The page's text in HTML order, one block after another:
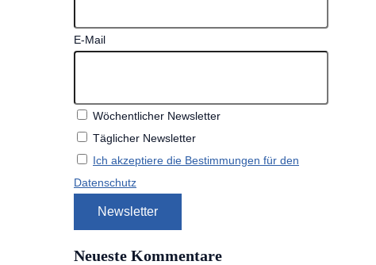
E-Mail
Wöchentlicher Newsletter
Täglicher Newsletter
Ich akzeptiere die Bestimmungen für den
Datenschutz
Neueste Kommentare